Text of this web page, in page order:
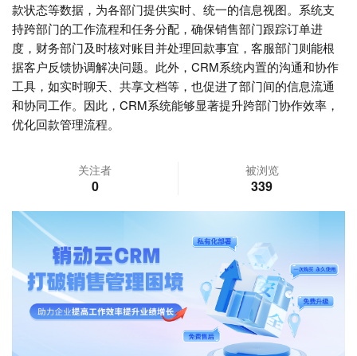
款状态等数据，为各部门提供实时、统一的信息视图。系统支
持跨部门的工作流程和任务分配，确保销售部门跟踪订单进
度，财务部门及时核对账目并处理回款事宜，客服部门则能根
据客户反馈协调解决问题。此外，CRM系统内置的沟通和协作
工具，如实时聊天、共享文档等，也促进了部门间的信息流通
和协同工作。因此，CRM系统能够显著提升跨部门协作效率，
优化回款管理流程。
关注者
0
被浏览
339